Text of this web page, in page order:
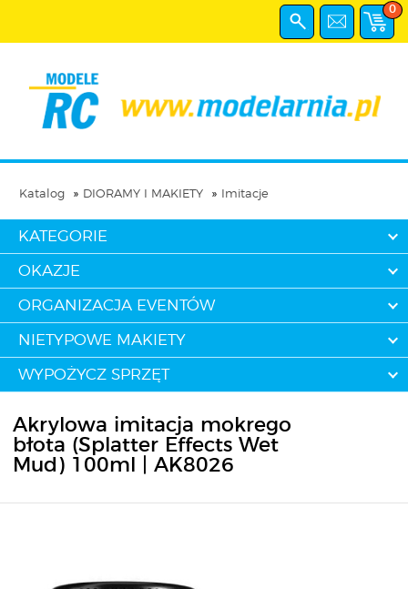
0
Katalog DIORAMY I MAKIETY Imitacje
KATEGORIE
OKAZJE
ORGANIZACJA EVENTÓW
NIETYPOWE MAKIETY
WYPOŻYCZ SPRZĘT
Akrylowa imitacja mokrego
błota (Splatter Effects Wet
Mud) 100ml | AK8026